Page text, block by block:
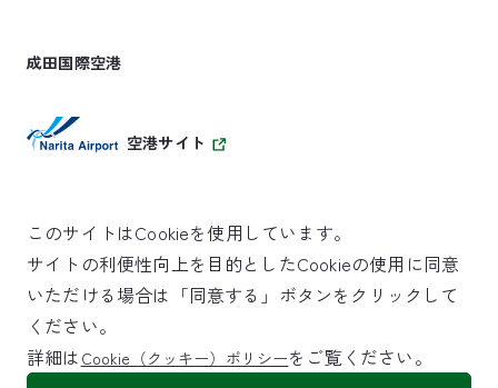
成田国際空港
空港サイト
SKYTRAX
5スターエアポート
©NARITA INTERNATIONAL AIRPORT CORPORATION
このサイトはCookieを使用しています。
サイトの利便性向上を目的としたCookieの使用に同意
いただける場合は「同意する」ボタンをクリックして
ください。
詳細は Cookie（クッキー）ポリシーをご覧ください。